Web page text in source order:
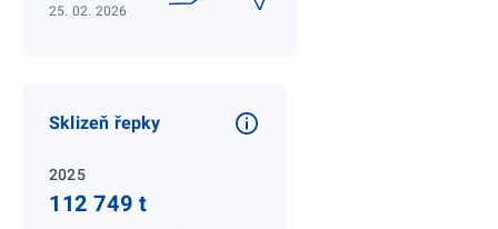
25. 02. 2026
Sklizeň řepky
2025
112 749 t